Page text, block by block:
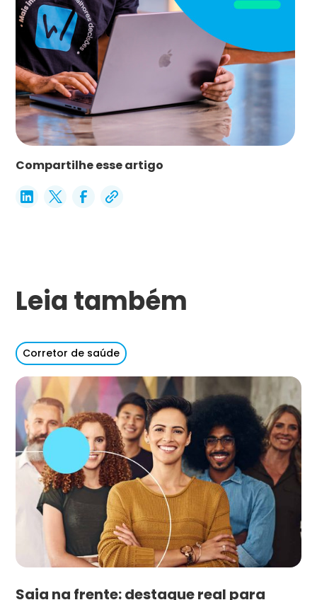
Compartilhe esse artigo
Leia também
Corretor de saúde
Saia na frente: destaque real para